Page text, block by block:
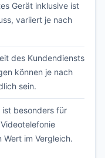
Gerät inklusive ist
variiert je nach
des Kundendiensts
können je nach
sein.
ist besonders für
im Vergleich.